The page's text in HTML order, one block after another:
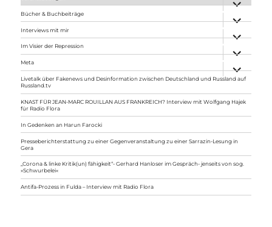
anzeigen
Bücher & Buchbeiträge
anzeigen
Interviews mit mir
anzeigen
Im Visier der Repression
anzeigen
Meta
anzeigen
Livetalk über Fakenews und Desinformation zwischen Deutschland und Russland auf
Russland.tv
KNAST FÜR JEAN-MARC ROUILLAN AUS FRANKREICH? Interview mit Wolfgang Hajek
für Radio Flora
In Gedenken an Harun Farocki
Presseberichterstattung zu einer Gegenveranstaltung zu einer Sarrazin-Lesung in
Gera
„Corona & linke Kritik(un) fähigkeit“- Gerhard Hanloser im Gespräch- jenseits von sog.
»Schwurbelei«
Antifa-Prozess in Fulda – Interview mit Radio Flora